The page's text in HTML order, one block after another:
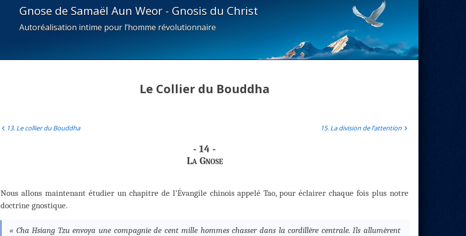
Gnose de Samaël Aun Weor - Gnosis du Christ
Autoréalisation intime pour l’homme révolutionnaire
Le Collier du Bouddha
13. Le collier du Bouddha 15. La division de l’attention
- 14 -
La Gnose
Nous allons maintenant étudier un chapitre de l’Évangile chinois appelé Tao, pour éclairer chaque fois plus notre
doctrine gnostique.
« Cha Hsiang Tzu envoya une compagnie de cent mille hommes chasser dans la cordillère centrale. Ils allumèrent